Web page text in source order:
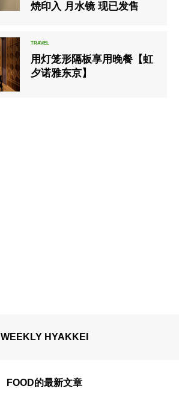
焼印入 月水镜 现已发售
用灯笼形隔板享用晚餐【虹
夕诺雅东京】
WEEKLY HYAKKEI
FOOD的最新文章